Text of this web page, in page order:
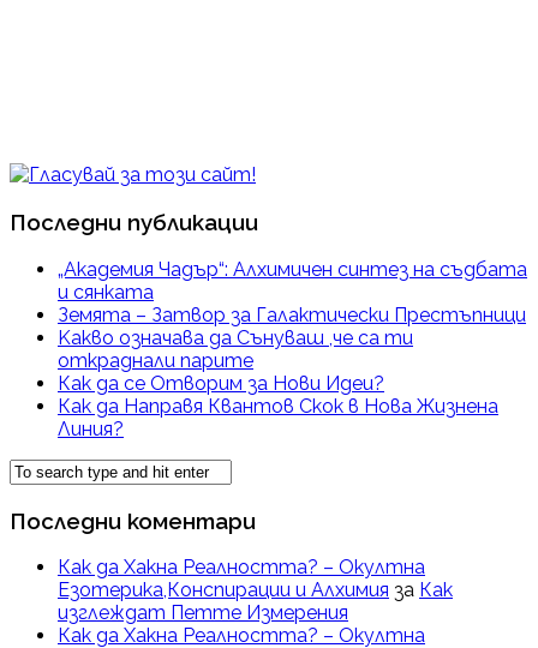
Последни публикации
„Академия Чадър“: Алхимичен синтез на съдбата
и сянката
Земята – Затвор за Галактически Престъпници
Kакво означава да Сънуваш ,че са ти
откраднали парите
Как да се Отворим за Нови Идеи?
Как да Направя Квантов Скок в Нова Жизнена
Линия?
Последни коментари
Как да Хакна Реалността? – Окултна
Езотерика,Конспирации и Алхимия за Как
изглеждат Петте Измерения
Как да Хакна Реалността? – Окултна